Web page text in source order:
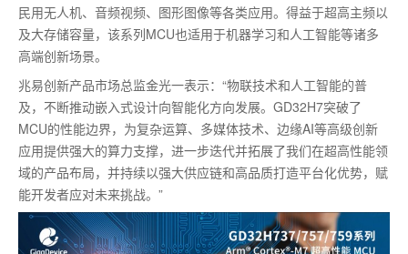
民用无人机、音频视频、图形图像等各类应用。得益于超高主频以
及大存储容量，该系列MCU也适用于机器学习和人工智能等诸多
高端创新场景。
兆易创新产品市场总监金光一表示：“物联技术和人工智能的普
及，不断推动嵌入式设计向智能化方向发展。GD32H7突破了
MCU的性能边界，为复杂运算、多媒体技术、边缘AI等高级创新
应用提供强大的算力支撑，进一步迭代并拓展了我们在超高性能领
域的产品布局，并持续以强大供应链和高品质打造平台化优势，赋
能开发者应对未来挑战。”